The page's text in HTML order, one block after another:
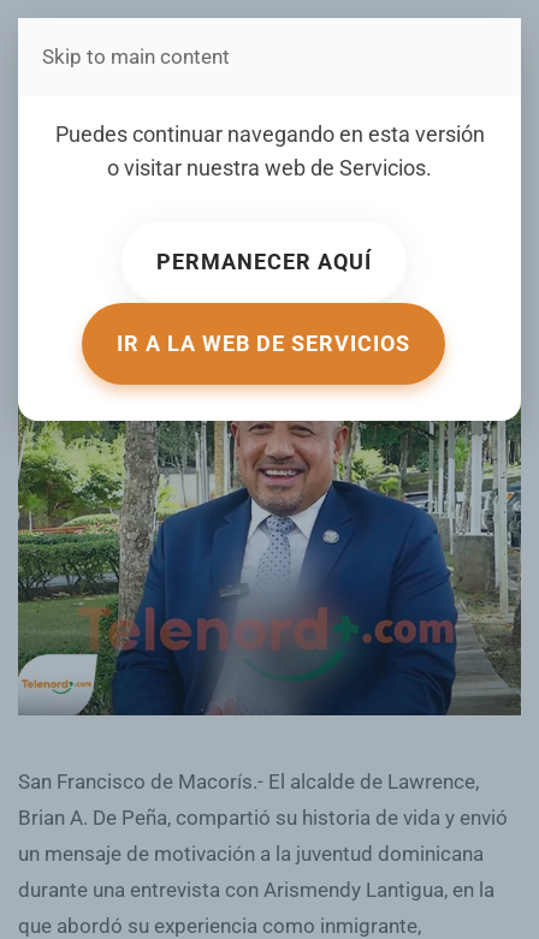
Estás en Telenord Medios
Puedes continuar navegando en esta versión
o visitar nuestra web de Servicios.
PERMANECER AQUÍ
IR A LA WEB DE SERVICIOS
Skip to main content
Alcalde de Lawrence Brian
de Peña destaca la fe,
claves de su éxito
ESCRITO POR TELENORD EL
. PUBLICADO EN
ENTREVISTAS.
San Francisco de Macorís.- El alcalde de Lawrence,
Brian A. De Peña, compartió su historia de vida y envió
un mensaje de motivación a la juventud dominicana
durante una entrevista con Arismendy Lantigua, en la
que abordó su experiencia como inmigrante,